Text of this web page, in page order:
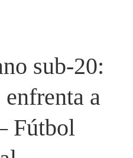
sub-20:
a
Fútbol